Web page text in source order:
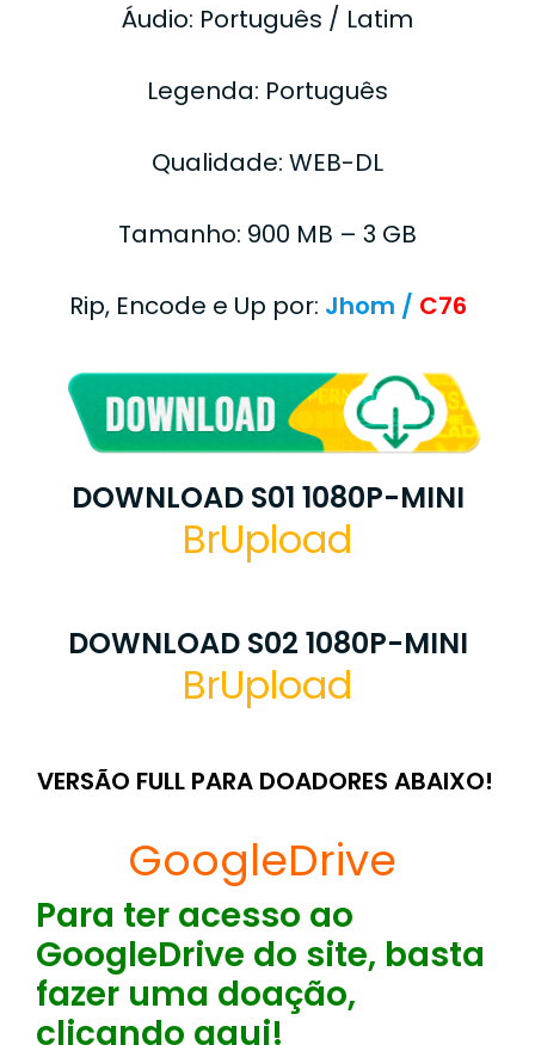
Áudio: Português / Latim
Legenda: Português
Qualidade: WEB-DL
Tamanho: 900 MB – 3 GB
Rip, Encode e Up por: Jhom / C76
DOWNLOAD S01 1080P-MINI
BrUpload
DOWNLOAD S02 1080P-MINI
BrUpload
VERSÃO FULL PARA DOADORES ABAIXO!
GoogleDrive
Para ter acesso ao
GoogleDrive do site, basta
fazer uma doação,
clicando aqui!